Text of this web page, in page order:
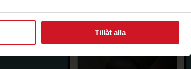
Tillåt alla